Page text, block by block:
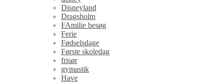
Disneyland
Dragsholm
FAmilie besøg
Ferie
Fødselsdage
Første skoledag
frisør
gymastik
Have